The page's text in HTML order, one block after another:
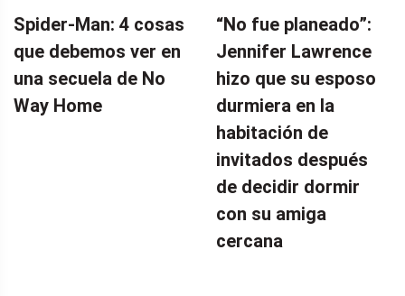
Spider-Man: 4 cosas
que debemos ver en
una secuela de No
Way Home
“No fue planeado”: ​​
Jennifer Lawrence
hizo que su esposo
durmiera en la
habitación de
invitados después
de decidir dormir
con su amiga
cercana